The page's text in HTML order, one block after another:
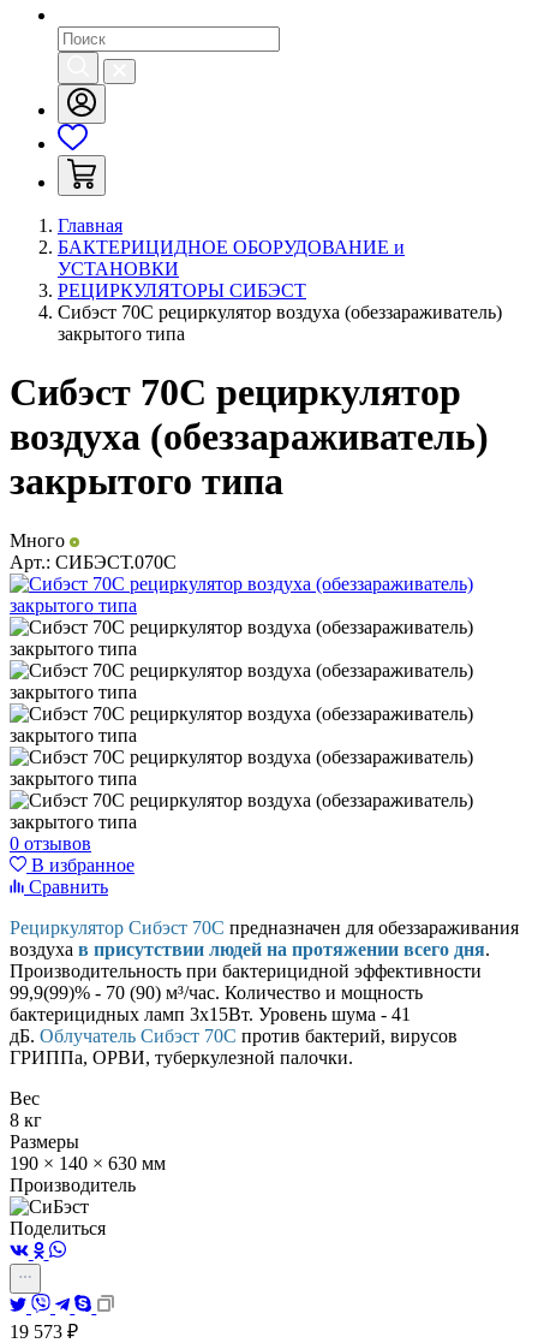
Главная
БАКТЕРИЦИДНОЕ ОБОРУДОВАНИЕ и
УСТАНОВКИ
РЕЦИРКУЛЯТОРЫ СИБЭСТ
Сибэст 70С рециркулятор воздуха (обеззараживатель)
закрытого типа
Сибэст 70С рециркулятор
воздуха (обеззараживатель)
закрытого типа
Много
Арт.: СИБЭСТ.070С
0 отзывов
В избранное
Сравнить
Рециркулятор Сибэст 70С предназначен для обеззараживания
воздуха в присутствии людей на протяжении всего дня.
Производительность при бактерицидной эффективности
99,9(99)% - 70 (90) м³/час. Количество и мощность
бактерицидных ламп 3х15Вт. Уровень шума - 41
дБ. Облучатель Сибэст 70С против бактерий, вирусов
ГРИППа, ОРВИ, туберкулезной палочки.
Вес
8 кг
Размеры
190 × 140 × 630 мм
Производитель
Поделиться
19 573 ₽